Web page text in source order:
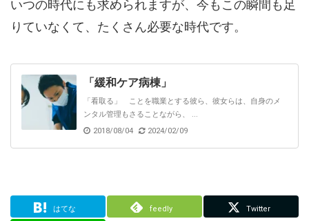
いつの時代にも求められますが、今もこの瞬間も足
りていなくて、たくさん必要な時代です。
「緩和ケア病棟」
「看取る」 ことを職業とする彼ら、彼女らは、自身のメ
ンタル管理もさることながら、 ...
2018/08/04
2024/02/09
はてな feedly Twitter